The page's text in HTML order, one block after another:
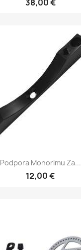
38,00 €
Podpora Monorimu Za...
12,00 €